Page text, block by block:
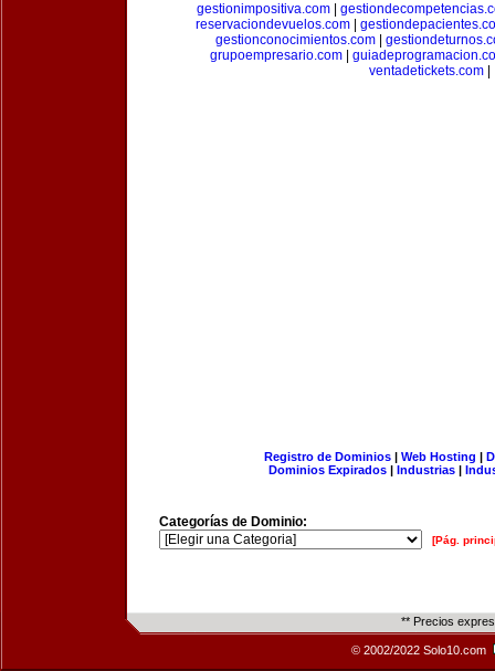
gestionimpositiva.com
reservaciondevuelos.com
gestionconocimientos.com
grupoempresario.com|
ventadetickets.com
Registro de Dominios| Web Hosting |
Dominios Expirados | Industrias |
Categorías de Dominio:
[Pág.
** Precios
© 2002/2022 Solo10.com